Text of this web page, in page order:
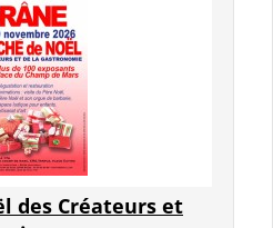
des Créateurs et